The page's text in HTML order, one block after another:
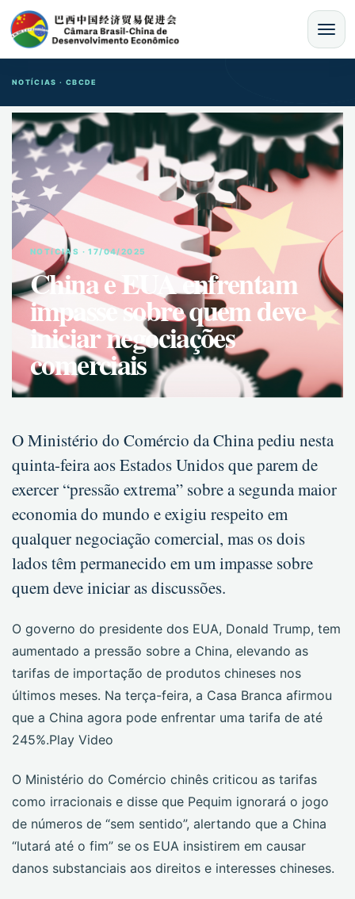
MENU
NOTÍCIAS · CBCDE
NOTíCIAS · 17/04/2025
China e EUA enfrentam
impasse sobre quem deve
iniciar negociações
comerciais
O Ministério do Comércio da China pediu nesta
quinta-feira aos Estados Unidos que parem de
exercer “pressão extrema” sobre a segunda maior
economia do mundo e exigiu respeito em
qualquer negociação comercial, mas os dois
lados têm permanecido em um impasse sobre
quem deve iniciar as discussões.
O governo do presidente dos EUA, Donald Trump, tem
aumentado a pressão sobre a China, elevando as
tarifas de importação de produtos chineses nos
últimos meses. Na terça-feira, a Casa Branca afirmou
que a China agora pode enfrentar uma tarifa de até
245%.Play Video
O Ministério do Comércio chinês criticou as tarifas
como irracionais e disse que Pequim ignorará o jogo
de números de “sem sentido”, alertando que a China
“lutará até o fim” se os EUA insistirem em causar
danos substanciais aos direitos e interesses chineses.